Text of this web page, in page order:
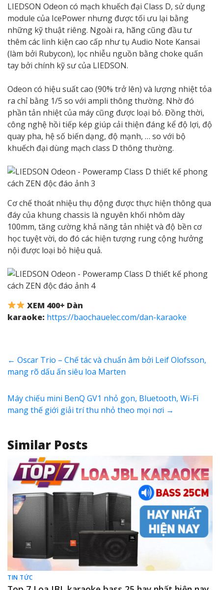
LIEDSON Odeon có mạch khuếch đại Class D, sử dụng
module của IcePower nhưng được tối ưu lại bằng
những kỹ thuật riêng. Ngoài ra, hãng cũng đầu tư
thêm các linh kiện cao cấp như tụ Audio Note Kansai
(làm bởi Rubycon), lọc nhiễu nguồn bằng choke quấn
tay bởi chính kỹ sư của LIEDSON.
Odeon có hiệu suất cao (90% trở lên) và lượng nhiệt tỏa
ra chỉ bằng 1/5 so với ampli thông thường. Nhờ đó
phần tản nhiệt của máy cũng được loại bỏ. Đồng thời,
công nghệ hồi tiếp kép giúp cải thiện đáng kể độ lợi, độ
quay pha, hệ số biến dạng, độ mạnh, … so với bộ
khuếch đại dùng mạch class D thông thường.
Cơ chế thoát nhiệu thụ động được thực hiện thông qua
đáy của khung chassis là nguyên khối nhôm dày
100mm, tăng cường khả năng tản nhiệt và độ bền cơ
học tuyệt vời, do đó các hiện tượng rung cộng hưởng
nội được loại bỏ hiệu quả.
XEM 400+ Dàn
karaoke: https://baochauelec.com/dan-karaoke
← Oscar Trio – Chế tác và chuẩn âm bởi Leif Olofsson,
mang rõ dấu ấn siêu loa Marten
Máy chiếu mini BenQ GV1 nhỏ gọn, Bluetooth, Wi-Fi
mang thế giới giải trí thu nhỏ theo mọi nơi →
Similar Posts
TIN TỨC